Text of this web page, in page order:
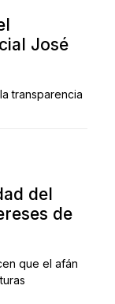
José
transparencia
del
de
que el afán